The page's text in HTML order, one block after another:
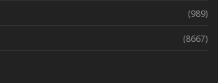
(989)
(8667)